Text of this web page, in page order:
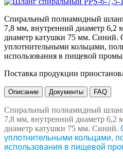
Спиральный полиамидный
7,8 мм, внутренний диаметр 6,2
диаметр катушки 75 мм. Синий.
уплотнительными кольцами,
использования в пищевой
Поставка продукции
Описание Документы FAQ
Спиральный полиамидный
7,8 мм, внутренний диаметр 6,2
диаметр катушки 75 мм. Синий.
уплотнительными кольцами,
использования в пищевой